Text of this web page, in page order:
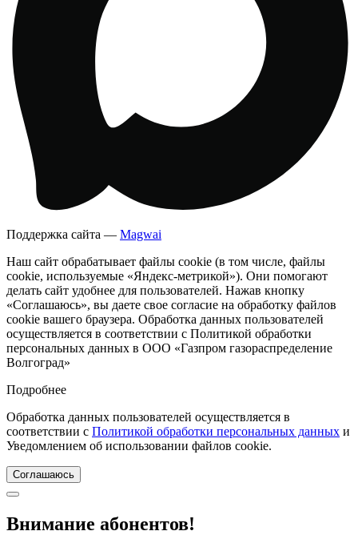
Поддержка сайта — Magwai
Наш сайт обрабатывает файлы cookie (в том числе, файлы
cookie, используемые «Яндекс-метрикой»). Они помогают
делать сайт удобнее для пользователей. Нажав кнопку
«Соглашаюсь», вы даете свое согласие на обработку файлов
cookie вашего браузера. Обработка данных пользователей
осуществляется в соответствии с Политикой обработки
персональных данных в ООО «Газпром газораспределение
Волгоград»
Подробнее
Обработка данных пользователей осуществляется в
соответствии с Политикой обработки персональных данных и
Уведомлением об использовании файлов cookie.
Соглашаюсь
Внимание абонентов!